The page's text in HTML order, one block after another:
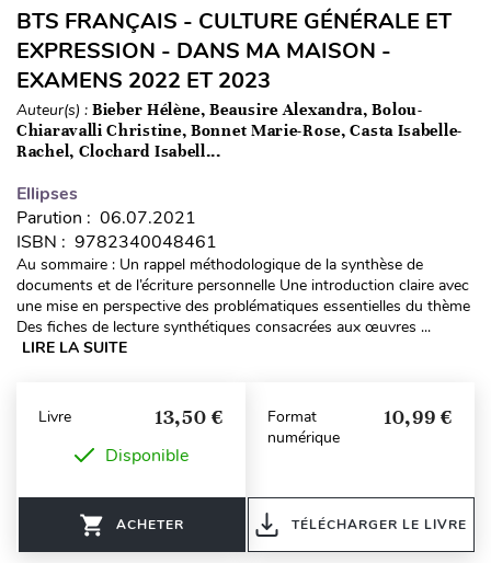
BTS FRANÇAIS - CULTURE GÉNÉRALE ET
EXPRESSION - DANS MA MAISON -
EXAMENS 2022 ET 2023
Auteur(s) : Bieber Hélène, Beausire Alexandra, Bolou-
Chiaravalli Christine, Bonnet Marie-Rose, Casta Isabelle-
Rachel, Clochard Isabell...
Ellipses
Parution : 06.07.2021
ISBN : 9782340048461
Au sommaire : Un rappel méthodologique de la synthèse de
documents et de l’écriture personnelle Une introduction claire avec
une mise en perspective des problématiques essentielles du thème
Des fiches de lecture synthétiques consacrées aux œuvres ...
LIRE LA SUITE
Livre 13,50 €
Disponible
ACHETER
Format
numérique
10,99 €
TÉLÉCHARGER LE LIVRE